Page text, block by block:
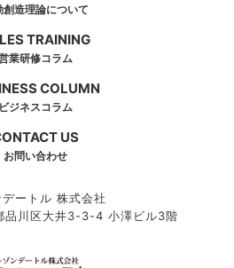
創造理論について
TRAINING
業研修コラム
COLUMN
ビジネスコラム
US
お問い合わせ
デートル 株式会社
川区大井3-3-4 小澤ビル3階